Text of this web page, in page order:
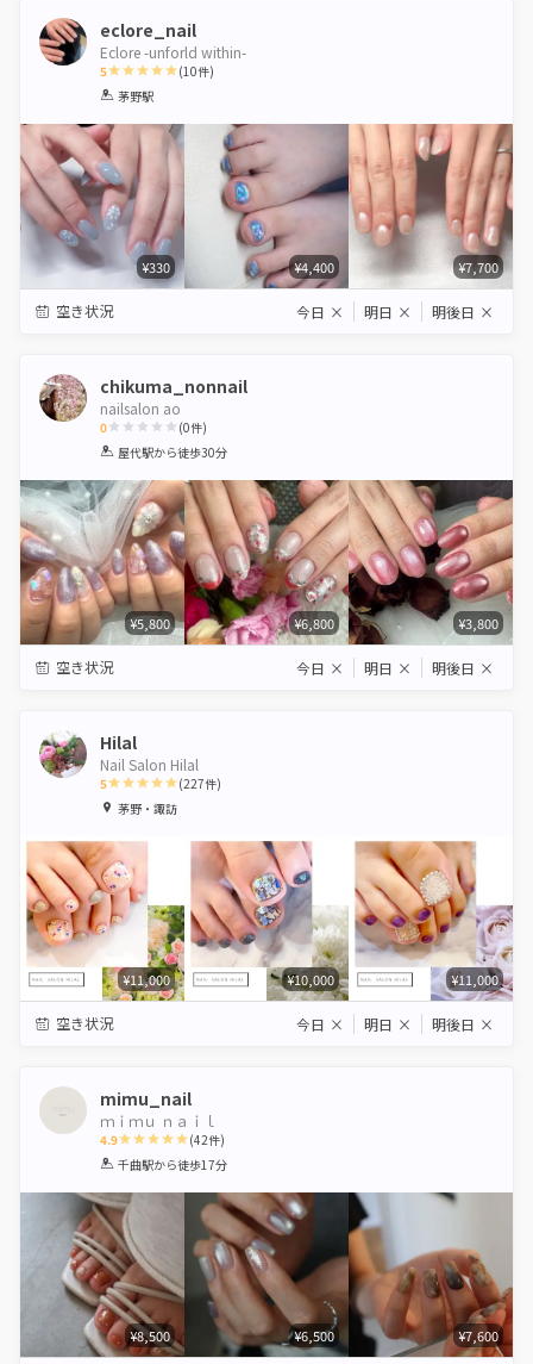
eclore_nail
Eclore -unforld within-
5
1 2 3 4
(10件)
茅野駅
¥330 ¥4,400 ¥7,700
空き状況 今日 × 明日 × 明後日 ×
chikuma_nonnail
nailsalon ao
0
1 2 3 4 5
(0件)
屋代駅から徒歩30分
¥5,800 ¥6,800 ¥3,800
空き状況 今日 × 明日 × 明後日 ×
Hilal
Nail Salon Hilal
5
1 2 3 4 5
(227件)
茅野・諏訪
¥11,000 ¥10,000 ¥11,000
空き状況 今日 × 明日 × 明後日 ×
mimu_nail
ｍｉｍｕ ｎａｉｌ
4.9
1 2 3 4 5
(42件)
千曲駅から徒歩17分
¥8,500 ¥6,500 ¥7,600